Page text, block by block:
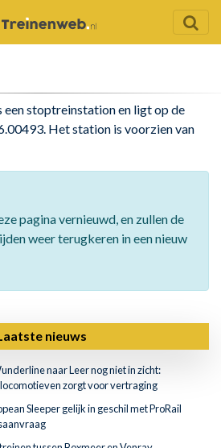
een stoptreinstation en ligt op de
Het station is voorzien van
pagina vernieuwd, en zullen de
weer terugkeren in een nieuw
nieuws
naar Leer nog niet in zicht:
zorgt voor vertraging
Sleeper gelijk in geschil met ProRail